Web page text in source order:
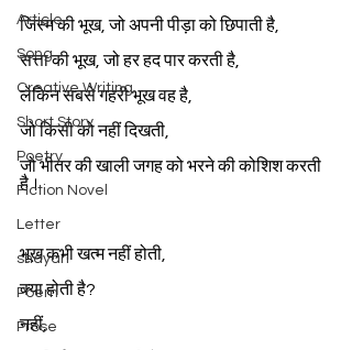
Article
Song
Creative Writing
Short Story
Poetry
Fiction Novel
Letter
shayari
Poem
Prose
जिस्म की भूख, जो अपनी पीड़ा को छिपाती है,
सत्ता की भूख, जो हर हद पार करती है,
लेकिन सबसे गहरी भूख वह है,
जो किसी को नहीं दिखती,
जो भीतर की खाली जगह को भरने की कोशिश करती
है।
भूख कभी खत्म नहीं होती,
क्या होती है?
नहीं,